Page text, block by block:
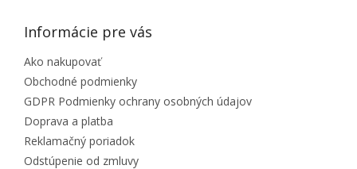
Informácie pre vás
Ako nakupovať
Obchodné podmienky
GDPR Podmienky ochrany osobných údajov
Doprava a platba
Reklamačný poriadok
Odstúpenie od zmluvy